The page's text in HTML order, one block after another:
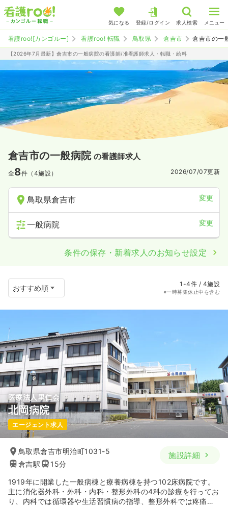
気になる 登録/ログイン 求人検索 メニュー
看護roo![カンゴルー] 看護roo! 転職 鳥取県 倉吉市 倉吉市の一
【2026年7月最新】倉吉市の一般病院の看護師/准看護師求人・転職・給料
倉吉市の一般病院 の看護師求人
全8件（4施設） 2026/07/07更新
鳥取県倉吉市 変更
一般病院 変更
条件の保存・新着求人のお知らせ設定
1-4件 / 4施設
※一時募集休止中を含む
医療法人里仁会
北岡病院
エージェント求人
鳥取県倉吉市明治町1031-5
倉吉駅
15分
施設詳細
1919年に開業した一般病棟と療養病棟を持つ102床病院です。
主に消化器外科・外科・内科・整形外科の4科の診療を行ってお
り、内科では循環器や生活習慣病の指導、整形外科では疼痛緩